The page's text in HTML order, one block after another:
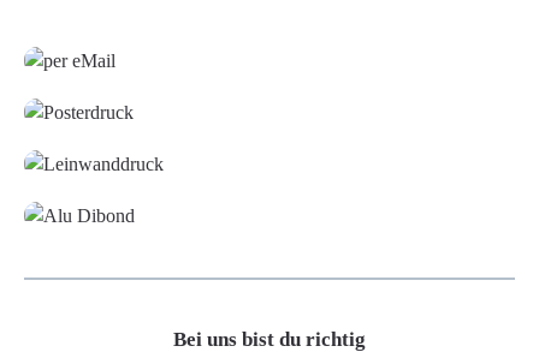
Bei uns bist du richtig